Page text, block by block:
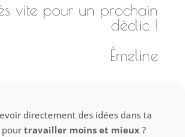
vite pour un prochain
déclic !
Émeline
directement des idées dans ta
travailler moins et mieux ?